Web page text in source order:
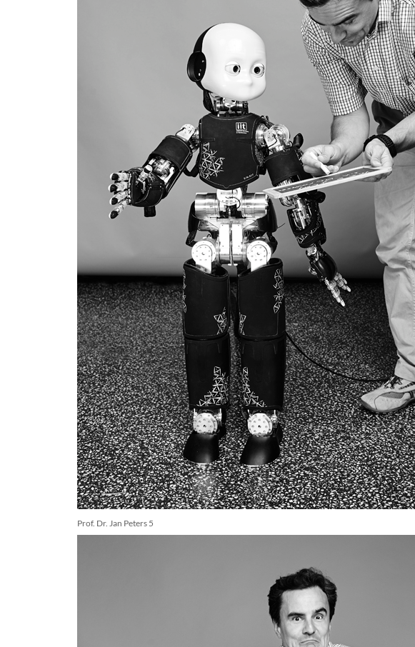
Prof. Dr. Jan Peters 5